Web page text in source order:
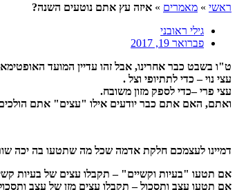
ראשי » מאמרים » איזה עץ אתם נוטעים השנה?
גילי ראובני
פברואר 19, 2017
ט"ו בשבט כבר אחרינו, אבל זהו עדיין המועד
עצי נוי – כדי לתתיופי וצל .
עצי פרי –כדי לספק מזון משובח.
ואתם, האם אתם כבר יודעים אילו "עצים" אתם
דמיינו לעצמכם חלקת אדמה שכל מה שתטעו בה יכה
אם תטעו "בעיות וקשיים" – תקבלו עצים של בעיות
אם תטעו עצב ותסכול – תקבלו עצים מזן של עצב